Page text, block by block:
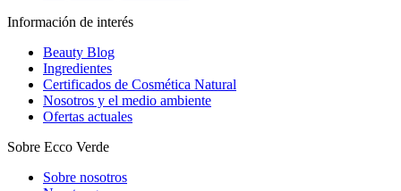
Información de interés
Beauty Blog
Ingredientes
Certificados de Cosmética Natural
Nosotros y el medio ambiente
Ofertas actuales
Sobre Ecco Verde
Sobre nosotros